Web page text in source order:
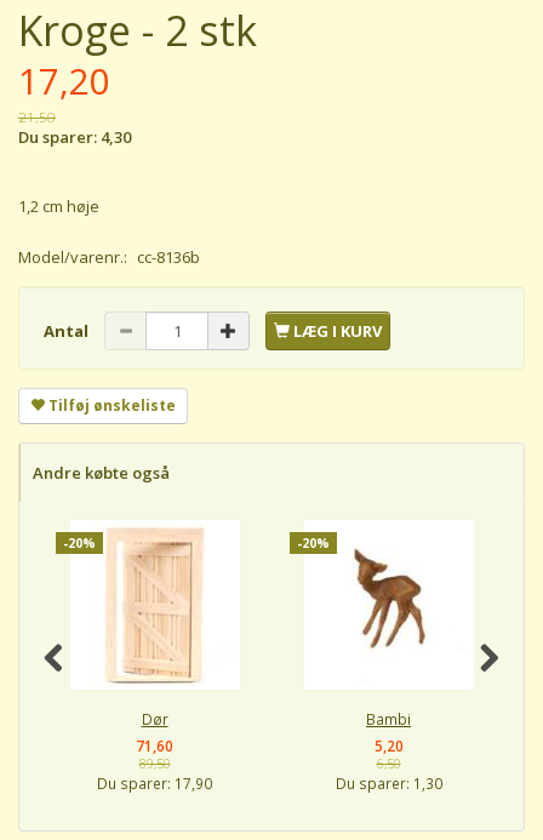
Kroge - 2 stk
17,20
21,50
Du sparer: 4,30
1,2 cm høje
Model/varenr.: cc-8136b
Antal LÆG I KURV
Tilføj ønskeliste
Andre købte også
-20%
Dør
71,60
89,50
Du sparer: 17,90
-20%
Bambi
5,20
6,50
Du sparer: 1,30